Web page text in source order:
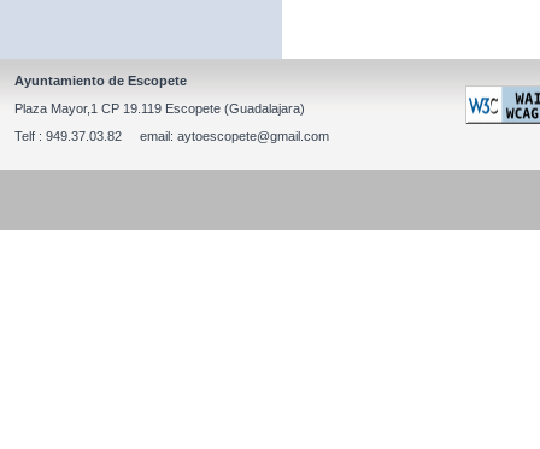
Ayuntamiento de Escopete
Plaza Mayor,1 CP 19.119 Escopete (Guadalajara)
Telf : 949.37.03.82 email: aytoescopete@gmail.com